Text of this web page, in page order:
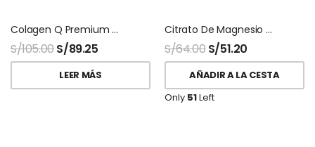
Colagen Q Premium Q10 Teoma 30 Sobres
S/105.00S/89.25
LEER MÁS
Citrato De Magnesio Magnevit 200gr Naturalmaxx
S/64.00 S/51.20
AÑADIR A LA CESTA
Only 51Left